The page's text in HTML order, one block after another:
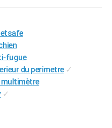
fugue
du perimetre ✓
✓